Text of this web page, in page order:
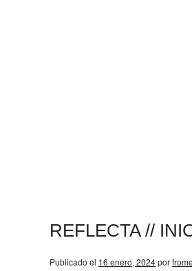
REFLECTA //
Publicado el 16 enero, 2024por